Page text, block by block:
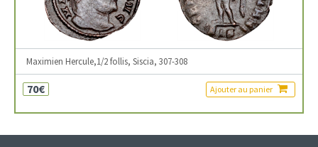
Maximien Hercule,1/2 follis, Siscia, 307-308
70€ Ajouter au panier